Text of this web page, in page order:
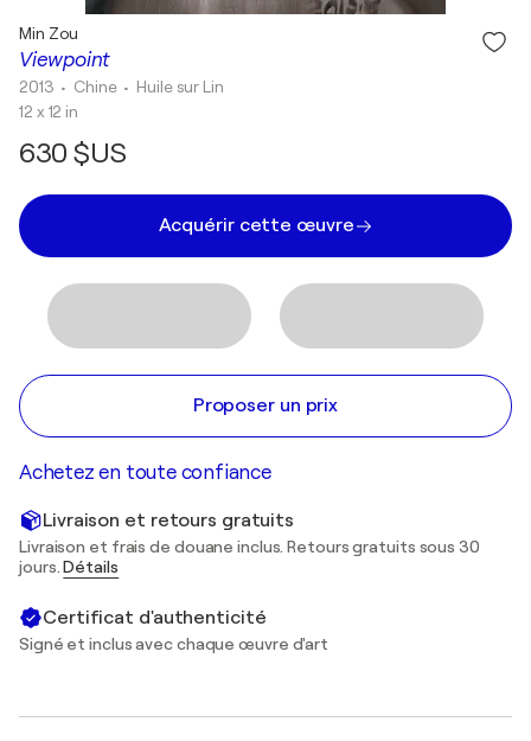
Viewpoint
Min Zou
2013 • Chine • Huile sur Lin
12 x 12 in
630 $US
Acquérir cette œuvre
Proposer un prix
Achetez en toute confiance
Livraison et retours gratuits
Livraison et frais de douane inclus. Retours gratuits sous 30
jours.Détails
Certificat d'authenticité
Signé et inclus avec chaque œuvre d'art